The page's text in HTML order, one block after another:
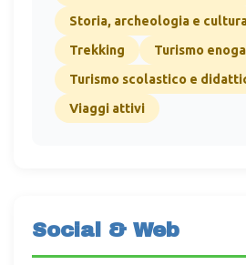
Storia, archeologia e
Trekking
Turismo
Turismo scolastico e
Viaggi attivi
Social & Web